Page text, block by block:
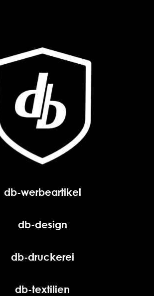
db-werbeartikel
db-design
db-druckerei
db-textilien